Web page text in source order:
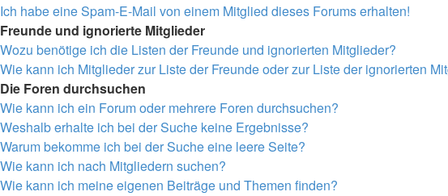
Ich habe eine Spam-E-Mail von einem Mitglied dieses Forums erhalten!
Freunde und ignorierte Mitglieder
Wozu benötige ich die Listen der Freunde und ignorierten Mitglieder?
Wie kann ich Mitglieder zur Liste der Freunde oder zur Liste der ignorierten
Die Foren durchsuchen
Wie kann ich ein Forum oder mehrere Foren durchsuchen?
Weshalb erhalte ich bei der Suche keine Ergebnisse?
Warum bekomme ich bei der Suche eine leere Seite?
Wie kann ich nach Mitgliedern suchen?
Wie kann ich meine eigenen Beiträge und Themen finden?